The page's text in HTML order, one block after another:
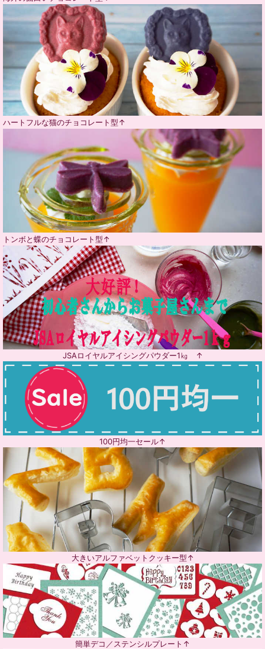
ハートフルな猫のチョコレート型↑
トンボと蝶のチョコレート型↑
JSAロイヤルアイシングパウダー1㎏ ↑
100円均一セール↑
大きいアルファベットクッキー型↑
簡単デコ／ステンシルプレート↑